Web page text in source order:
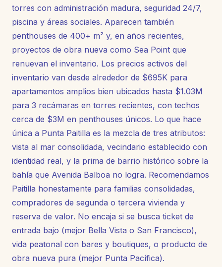
torres con administración madura, seguridad 24/7,
piscina y áreas sociales. Aparecen también
penthouses de 400+ m² y, en años recientes,
proyectos de obra nueva como Sea Point que
renuevan el inventario. Los precios activos del
inventario van desde alrededor de $695K para
apartamentos amplios bien ubicados hasta $1.03M
para 3 recámaras en torres recientes, con techos
cerca de $3M en penthouses únicos. Lo que hace
única a Punta Paitilla es la mezcla de tres atributos:
vista al mar consolidada, vecindario establecido con
identidad real, y la prima de barrio histórico sobre la
bahía que Avenida Balboa no logra. Recomendamos
Paitilla honestamente para familias consolidadas,
compradores de segunda o tercera vivienda y
reserva de valor. No encaja si se busca ticket de
entrada bajo (mejor Bella Vista o San Francisco),
vida peatonal con bares y boutiques, o producto de
obra nueva pura (mejor Punta Pacífica).